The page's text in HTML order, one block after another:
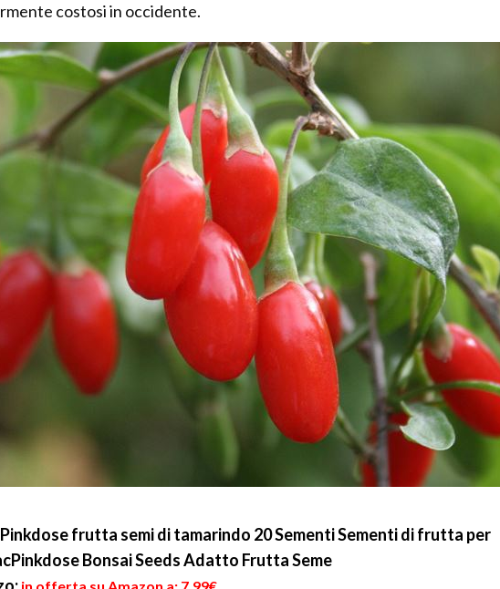
costosi in occidente.
Pinkdose frutta semi di tamarindo 20 Sementi Sementi di frutta per
Bonsai Seeds Adatto Frutta Seme